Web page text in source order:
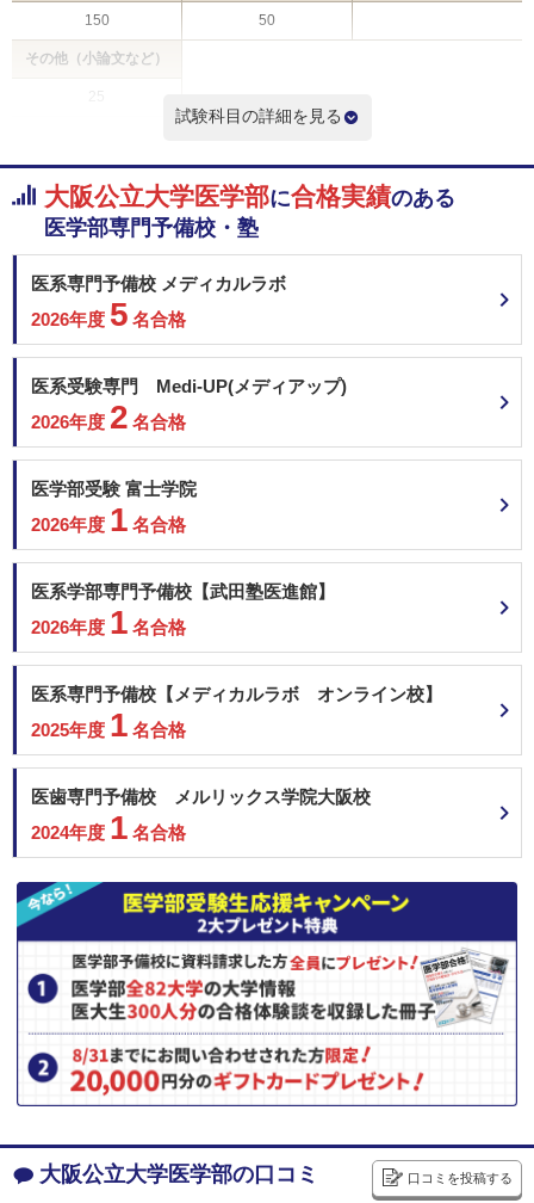
帝京大学 一般（千葉枠）
帝京大学 一般（静岡枠）
帝京大学 一般（茨城枠）
帝京大学 一般（群馬枠）
2月7日
京都府立医科大学 学校推薦型選抜＜地域枠＞
大阪大学 推薦（学校型推薦選抜）
熊本大学 学校推薦型選抜Ⅱ（地域枠）
熊本大学 学校推薦型選抜Ⅱ（みらい医療枠）
東邦大学 一般
川崎医科大学 静岡地域枠
川崎医科大学 長崎地域枠
川崎医科大学 岡山地域枠
東北医科薬科大学 一般
2月8日
金沢大学 A-lympiad選抜Ⅱ
金沢大学 総合型選抜Ⅱ（地元育成枠）
金沢大学 学校推薦型選抜Ⅱ(特別枠）
金沢大学 学校推薦型選抜Ⅱ
金沢大学 医学類・高大院接続入試
名古屋市立大学 地域枠学校推薦
名古屋市立大学 学校推薦（中部圏活躍型）
三重大学 学校推薦型選抜
京都府立医科大学 学校推薦型選抜＜全国一般枠＞
大阪大学 推薦（学校型推薦選抜）
神戸大学 総合型選抜
神戸大学 推薦（学校型推薦選抜）
徳島大学 学校型推薦選抜Ⅱ
埼玉医科大学 一般前期
近畿大学 地域枠入試【一般前期型】（大阪府）
近畿大学 地域枠入試【一般前期型】（和歌山県）
近畿大学 地域枠入試【一般前期型】（静岡県）
近畿大学 一般（前期）
産業医科大学 B方式
150 50
その他（小論文など）
数学 理科 英語
200
＜科目詳細＞
【外国語】英 【数】IＡ・IiＢＣ 【理】物・化・生から2 【国】 【情】情報Ⅰ
【地歴・公民】地地、歴日、歴世、地歴公、公倫、公政から1
口述試験 面接 出願書類
【学校推薦型選抜】
大学共通テスト
総合点数 825点 合格者得点率 非公開
数学
国語 地・公
150
2次試験
総合点数 200 点 合格者得点率 非公開
数学 理科 英語
国語 地・公
試験科目の詳細を見る
大阪公立大学医学部に合格実績のある
医学部専門予備校・塾
医系専門予備校 メディカルラボ
2026年度 5 名合格
医系受験専門 Medi-UP(メディアップ)
2026年度 2 名合格
医学部受験 富士学院
2026年度 1 名合格
医系学部専門予備校【武田塾医進館】
2026年度 1 名合格
医系専門予備校【メディカルラボ オンライン校】
2025年度 1 名合格
医歯専門予備校 メルリックス学院大阪校
2024年度 1 名合格
大阪公立大学医学部の口コミ 口コミを投稿する